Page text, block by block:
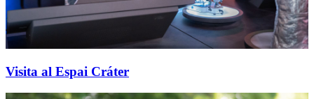
Visita al Espai Cráter